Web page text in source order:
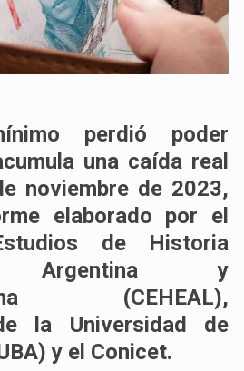
perdió poder
una caída real
noviembre de 2023,
elaborado por el
de Historia
Argentina y
(CEHEAL),
la Universidad de
y el Conicet.